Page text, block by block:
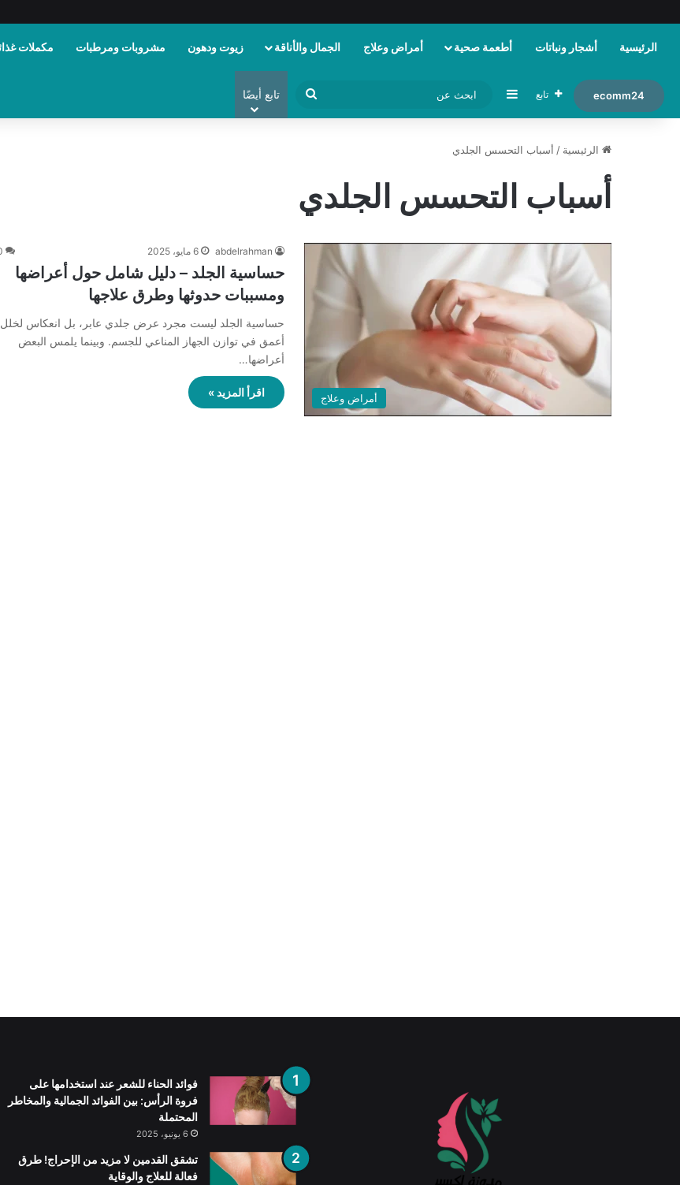
الرئيسية أشجار ونباتات أطعمة صحية أمراض وعلاج الجمال والأناقة زيوت ودهون مشروبات ومرطبات مكملات
ecomm24 تابع إضافة عمود جانبي
عن
تابع أيضًا
الرئيسية / أسباب التحسس الجلدي
أسباب التحسس الجلدي
أمراض وعلاج
abdelrahman 6 مايو، 2025
حساسية الجلد – دليل شامل حول أعراضها
ومسببات حدوثها وطرق علاجها
حساسية الجلد ليست مجرد عرض جلدي عابر، بل انعكاس لخلل
أعمق في توازن الجهاز المناعي للجسم. وبينما يلمس البعض
أعراضها…
اقرأ المزيد »
فوائد الحناء للشعر عند استخدامها على
فروة الرأس: بين الفوائد الجمالية والمخاطر
المحتملة
6 يونيو، 2025
تشقق القدمين لا مزيد من الإحراج! طرق
فعالة للعلاج والوقاية